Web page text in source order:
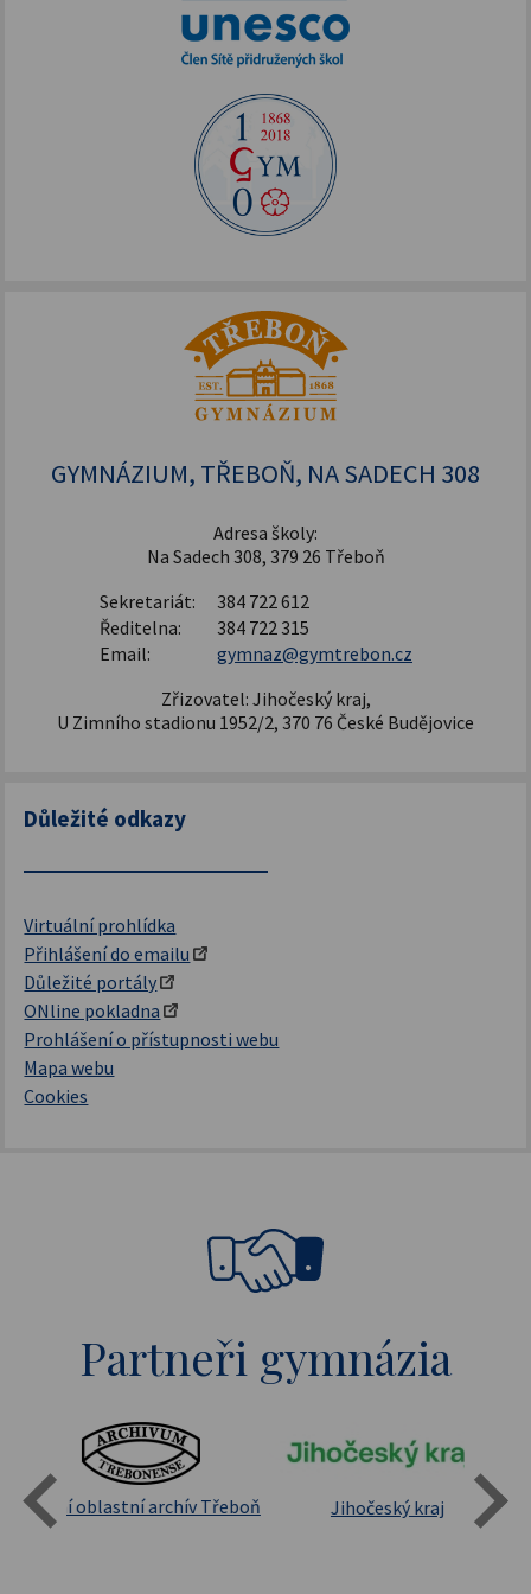
GYMNÁZIUM, TŘEBOŇ, NA SADECH 308
Adresa školy:
Na Sadech 308, 379 26 Třeboň
Sekretariát:
384 722 612
Ředitelna:
384 722 315
Email:
gymnaz@gymtrebon.cz
Zřizovatel: Jihočeský kraj,
U Zimního stadionu 1952/2, 370 76 České Budějovice
Důležité odkazy
Virtuální prohlídka
Přihlášení do emailu
Důležité portály
ONline pokladna
Prohlášení o přístupnosti webu
Mapa webu
Cookies
Partneři gymnázia
Státní oblastní archív Třeboň Jihočeský kraj